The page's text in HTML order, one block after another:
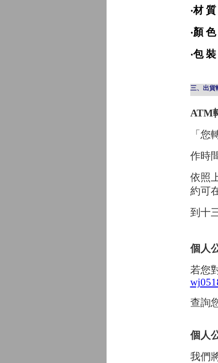
‧材
‧顏
‧包
三、出貨
ATM
「
作時
依照
約可
到十
個人
若您
查詢
個人
我們